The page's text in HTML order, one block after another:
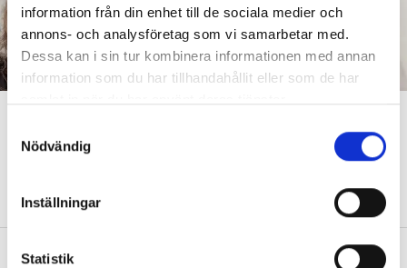
information från din enhet till de sociala medier och
annons- och analysföretag som vi samarbetar med.
Dessa kan i sin tur kombinera informationen med annan
information som du har tillhandahållit eller som de har
Nödvändig
Inställningar
Statistik
uthållighet
sitt inre driv.”
Lärarutbildningen i matte fokuserar